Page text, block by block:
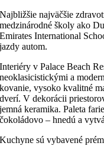
Najbližšie najväčšie
medzinárodné školy ako
Emirates International
jazdy autom.
Interiéry v Palace Beach
neoklasicistickými a
kovanie, vysoko kvalitné
dverí. V dekorácii
jemná keramika. Paleta
čokoládovo – hnedú a
Kuchyne sú vybavené